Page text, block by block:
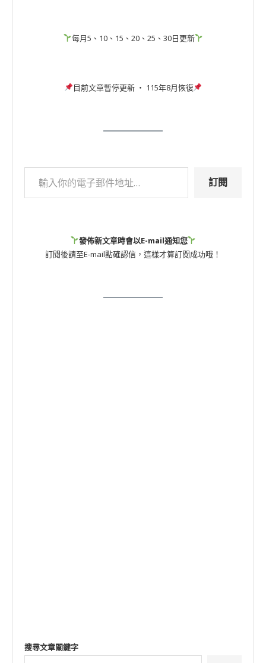
每月5、10、15、20、25、30日更新
目前文章暫停更新 ‧ 115年8月恢復
訂閱
發佈新文章時會以E-mail通知您
訂閱後請至E-mail點確認信，這樣才算訂閱成功哦！
搜尋文章關鍵字